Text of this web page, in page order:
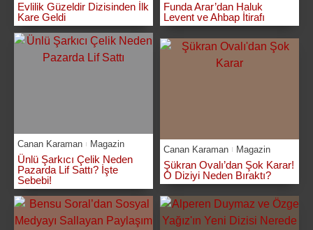
Evlilik Güzeldir Dizisinden İlk
Kare Geldi
Funda Arar’dan Haluk
Levent ve Ahbap İtirafı
Canan Karaman Magazin
Ünlü Şarkıcı Çelik Neden
Pazarda Lif Sattı? İşte
Sebebi!
Canan Karaman Magazin
Şükran Ovalı’dan Şok Karar!
O Diziyi Neden Bıraktı?